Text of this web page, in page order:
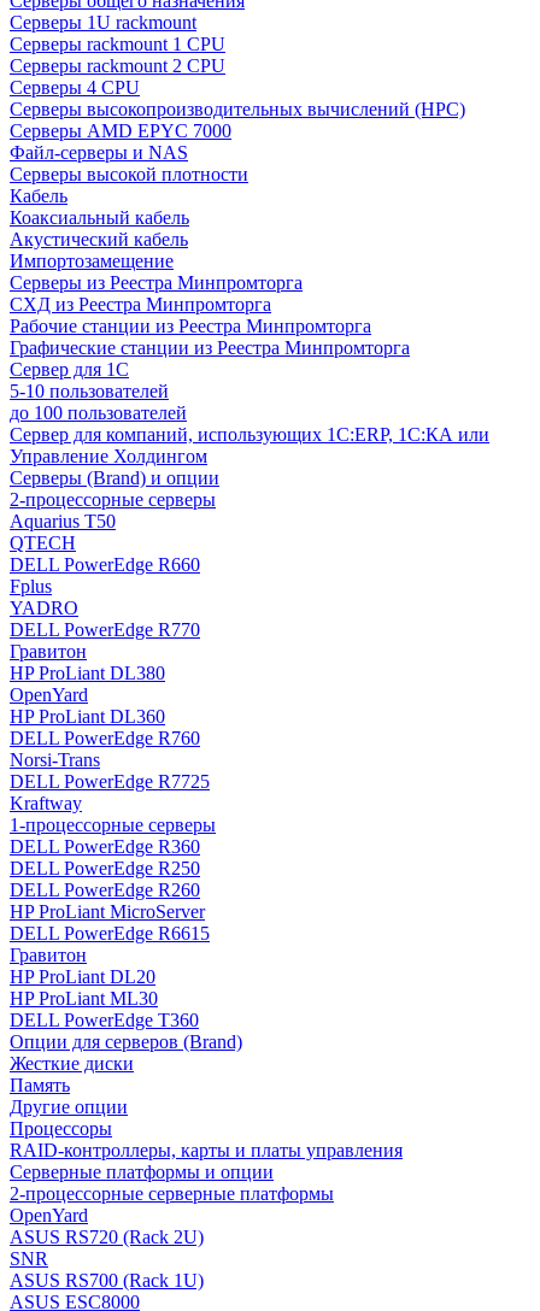
Серверы 1U rackmount
Серверы rackmount 1 CPU
Серверы rackmount 2 CPU
Серверы 4 CPU
Серверы высокопроизводительных вычислений (HPC)
Серверы AMD EPYC 7000
Файл-серверы и NAS
Серверы высокой плотности
Кабель
Коаксиальный кабель
Акустический кабель
Импортозамещение
Серверы из Реестра Минпромторга
СХД из Реестра Минпромторга
Рабочие станции из Реестра Минпромторга
Графические станции из Реестра Минпромторга
Сервер для 1С
5-10 пользователей
до 100 пользователей
Сервер для компаний, использующих 1C:ERP, 1С:КА или
Управление Холдингом
Серверы (Brand) и опции
2-процессорные серверы
Aquarius T50
QTECH
DELL PowerEdge R660
Fplus
YADRO
DELL PowerEdge R770
Гравитон
HP ProLiant DL380
OpenYard
HP ProLiant DL360
DELL PowerEdge R760
Norsi-Trans
DELL PowerEdge R7725
Kraftway
1-процессорные серверы
DELL PowerEdge R360
DELL PowerEdge R250
DELL PowerEdge R260
HP ProLiant MicroServer
DELL PowerEdge R6615
Гравитон
HP ProLiant DL20
HP ProLiant ML30
DELL PowerEdge T360
Опции для серверов (Brand)
Жесткие диски
Память
Другие опции
Процессоры
RAID-контроллеры, карты и платы управления
Серверные платформы и опции
2-процессорные серверные платформы
OpenYard
ASUS RS720 (Rack 2U)
SNR
ASUS RS700 (Rack 1U)
ASUS ESC8000